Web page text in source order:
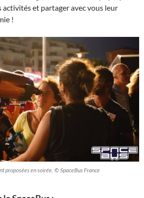
et partager avec vous leur
!
proposées en soirée. © SpaceBus France